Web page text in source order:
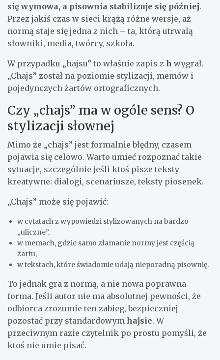
się wymowa, a pisownia stabilizuje się później.
Przez jakiś czas w sieci krążą różne wersje, aż
normą staje się jedna z nich – ta, którą utrwalą
słowniki, media, twórcy, szkoła.
W przypadku „hajsu” to właśnie zapis z h wygrał.
„Chajs” został na poziomie stylizacji, memów i
pojedynczych żartów ortograficznych.
Czy „chajs” ma w ogóle sens? O
stylizacji słownej
Mimo że „chajs” jest formalnie błędny, czasem
pojawia się celowo. Warto umieć rozpoznać takie
sytuacje, szczególnie jeśli ktoś pisze teksty
kreatywne: dialogi, scenariusze, teksty piosenek.
„Chajs” może się pojawić:
w cytatach z wypowiedzi stylizowanych na bardzo
„uliczne”,
w memach, gdzie samo złamanie normy jest częścią
żartu,
w tekstach, które świadomie udają nieporadną pisownię.
To jednak gra z normą, a nie nowa poprawna
forma. Jeśli autor nie ma absolutnej pewności, że
odbiorca zrozumie ten zabieg, bezpieczniej
pozostać przy standardowym hajsie. W
przeciwnym razie czytelnik po prostu pomyśli, że
ktoś nie umie pisać.